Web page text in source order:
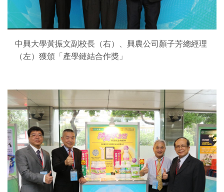
中興大學黃振文副校長（右）、興農公司顏子芳總經理
（左）獲頒「產學鏈結合作獎」